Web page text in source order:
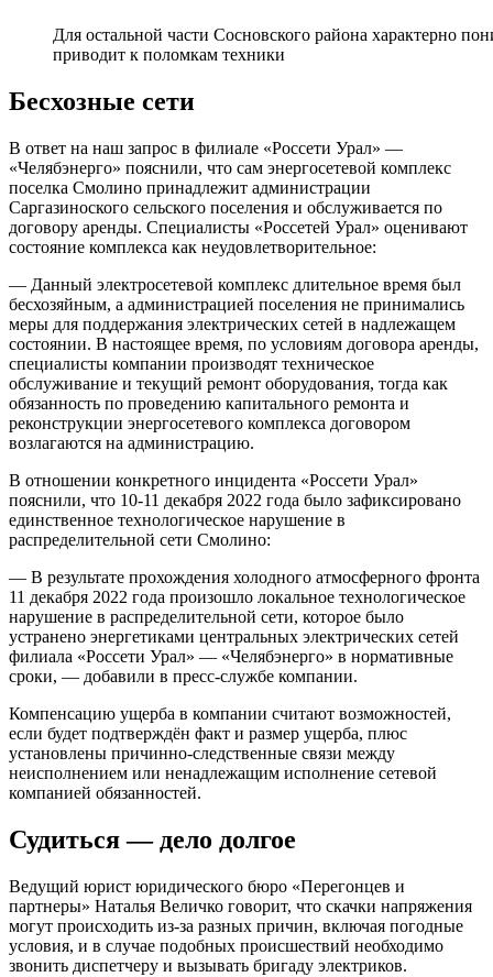
Для остальной части Сосновского района характерно
приводит к поломкам техники
Бесхозные сети
В ответ на наш запрос в филиале «Россети Урал» —
«Челябэнерго» пояснили, что сам энергосетевой комплекс
поселка Смолино принадлежит администрации
Саргазиноского сельского поселения и обслуживается по
договору аренды. Специалисты «Россетей Урал» оценивают
состояние комплекса как неудовлетворительное:
— Данный электросетевой комплекс длительное время был
бесхозяйным, а администрацией поселения не принимались
меры для поддержания электрических сетей в надлежащем
состоянии. В настоящее время, по условиям договора аренды,
специалисты компании производят техническое
обслуживание и текущий ремонт оборудования, тогда как
обязанность по проведению капитального ремонта и
реконструкции энергосетевого комплекса договором
возлагаются на администрацию.
В отношении конкретного инцидента «Россети Урал»
пояснили, что 10-11 декабря 2022 года было зафиксировано
единственное технологическое нарушение в
распределительной сети Смолино:
— В результате прохождения холодного атмосферного фронта
11 декабря 2022 года произошло локальное технологическое
нарушение в распределительной сети, которое было
устранено энергетиками центральных электрических сетей
филиала «Россети Урал» — «Челябэнерго» в нормативные
сроки, — добавили в пресс-службе компании.
Компенсацию ущерба в компании считают возможностей,
если будет подтверждён факт и размер ущерба, плюс
установлены причинно-следственные связи между
неисполнением или ненадлежащим исполнение сетевой
компанией обязанностей.
Судиться — дело долгое
Ведущий юрист юридического бюро «Перегонцев и
партнеры» Наталья Величко говорит, что скачки напряжения
могут происходить из-за разных причин, включая погодные
условия, и в случае подобных происшествий необходимо
звонить диспетчеру и вызывать бригаду электриков.